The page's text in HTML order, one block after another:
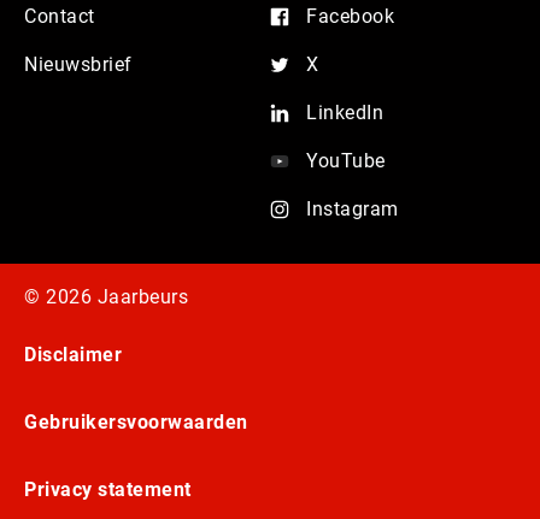
Contact
Nieuwsbrief
Facebook
X
LinkedIn
YouTube
Instagram
© 2026 Jaarbeurs
Disclaimer
Gebruikersvoorwaarden
Privacy statement